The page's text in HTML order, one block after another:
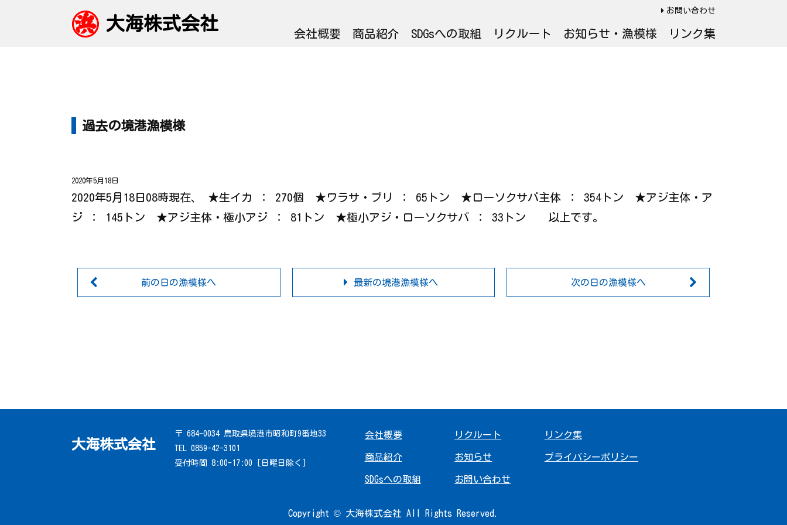
大海株式会社
お問い合わせ
会社概要 商品紹介 SDGsへの取組 リクルート お知らせ・漁模様 リンク集
過去の境港漁模様
2020年5月18日
2020年5月18日08時現在、 ★生イカ ： 270個 ★ワラサ・ブリ ： 65トン ★ローソクサバ主体 ： 354トン ★アジ主体・ア
ジ ： 145トン ★アジ主体・極小アジ ： 81トン ★極小アジ・ローソクサバ ： 33トン 以上です。
前の日の漁模様へ 最新の境港漁模様へ 次の日の漁模様へ
大海株式会社
〒 684-0034 鳥取県境港市昭和町9番地33
TEL 0859-42-3101
受付時間 8:00-17:00 [日曜日除く]
会社概要
商品紹介
SDGsへの取組
リクルート
お知らせ
お問い合わせ
リンク集
プライバシーポリシー
Copyright © 大海株式会社 All Rights Reserved.